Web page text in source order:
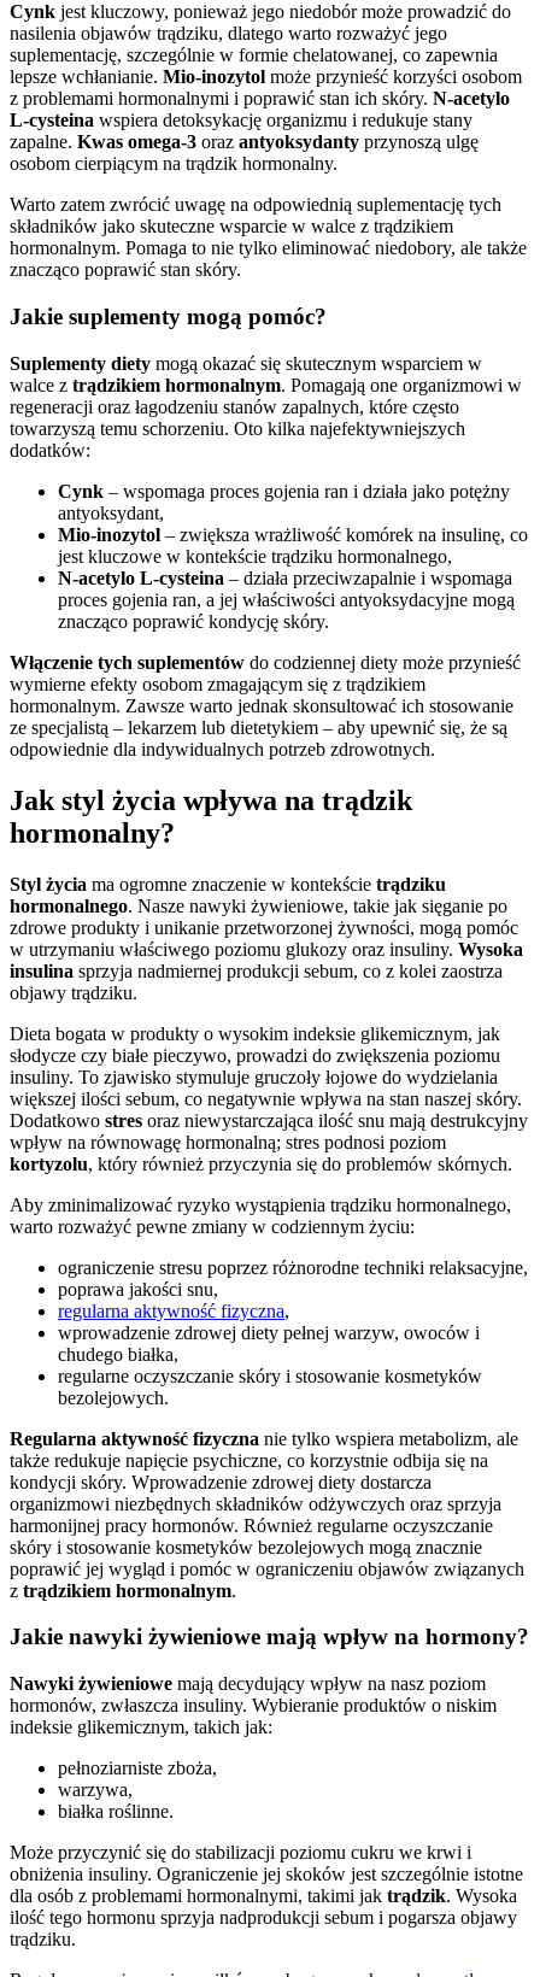
Cynk jest kluczowy, ponieważ jego niedobór może prowadzić do
nasilenia objawów trądziku, dlatego warto rozważyć jego
suplementację, szczególnie w formie chelatowanej, co zapewnia
lepsze wchłanianie. Mio-inozytol może przynieść korzyści osobom
z problemami hormonalnymi i poprawić stan ich skóry. N-acetylo
L-cysteina wspiera detoksykację organizmu i redukuje stany
zapalne. Kwas omega-3 oraz antyoksydanty przynoszą ulgę
osobom cierpiącym na trądzik hormonalny.
Warto zatem zwrócić uwagę na odpowiednią suplementację tych
składników jako skuteczne wsparcie w walce z trądzikiem
hormonalnym. Pomaga to nie tylko eliminować niedobory, ale także
znacząco poprawić stan skóry.
Jakie suplementy mogą pomóc?
Suplementy diety mogą okazać się skutecznym wsparciem w
walce z trądzikiem hormonalnym. Pomagają one organizmowi w
regeneracji oraz łagodzeniu stanów zapalnych, które często
towarzyszą temu schorzeniu. Oto kilka najefektywniejszych
dodatków:
Cynk – wspomaga proces gojenia ran i działa jako potężny
antyoksydant,
Mio-inozytol – zwiększa wrażliwość komórek na insulinę, co
jest kluczowe w kontekście trądziku hormonalnego,
N-acetylo L-cysteina – działa przeciwzapalnie i wspomaga
proces gojenia ran, a jej właściwości antyoksydacyjne mogą
znacząco poprawić kondycję skóry.
Włączenie tych suplementów do codziennej diety może przynieść
wymierne efekty osobom zmagającym się z trądzikiem
hormonalnym. Zawsze warto jednak skonsultować ich stosowanie
ze specjalistą – lekarzem lub dietetykiem – aby upewnić się, że są
odpowiednie dla indywidualnych potrzeb zdrowotnych.
Jak styl życia wpływa na trądzik
hormonalny?
Styl życia ma ogromne znaczenie w kontekście trądziku
hormonalnego. Nasze nawyki żywieniowe, takie jak sięganie po
zdrowe produkty i unikanie przetworzonej żywności, mogą pomóc
w utrzymaniu właściwego poziomu glukozy oraz insuliny. Wysoka
insulina sprzyja nadmiernej produkcji sebum, co z kolei zaostrza
objawy trądziku.
Dieta bogata w produkty o wysokim indeksie glikemicznym, jak
słodycze czy białe pieczywo, prowadzi do zwiększenia poziomu
insuliny. To zjawisko stymuluje gruczoły łojowe do wydzielania
większej ilości sebum, co negatywnie wpływa na stan naszej skóry.
Dodatkowo stres oraz niewystarczająca ilość snu mają destrukcyjny
wpływ na równowagę hormonalną; stres podnosi poziom
kortyzolu, który również przyczynia się do problemów skórnych.
Aby zminimalizować ryzyko wystąpienia trądziku hormonalnego,
warto rozważyć pewne zmiany w codziennym życiu:
ograniczenie stresu poprzez różnorodne techniki relaksacyjne,
poprawa jakości snu,
regularna aktywność fizyczna,
wprowadzenie zdrowej diety pełnej warzyw, owoców i
chudego białka,
regularne oczyszczanie skóry i stosowanie kosmetyków
bezolejowych.
Regularna aktywność fizyczna nie tylko wspiera metabolizm, ale
także redukuje napięcie psychiczne, co korzystnie odbija się na
kondycji skóry. Wprowadzenie zdrowej diety dostarcza
organizmowi niezbędnych składników odżywczych oraz sprzyja
harmonijnej pracy hormonów. Również regularne oczyszczanie
skóry i stosowanie kosmetyków bezolejowych mogą znacznie
poprawić jej wygląd i pomóc w ograniczeniu objawów związanych
z trądzikiem hormonalnym.
Jakie nawyki żywieniowe mają wpływ na hormony?
Nawyki żywieniowe mają decydujący wpływ na nasz poziom
hormonów, zwłaszcza insuliny. Wybieranie produktów o niskim
indeksie glikemicznym, takich jak:
pełnoziarniste zboża,
warzywa,
białka roślinne.
Może przyczynić się do stabilizacji poziomu cukru we krwi i
obniżenia insuliny. Ograniczenie jej skoków jest szczególnie istotne
dla osób z problemami hormonalnymi, takimi jak trądzik. Wysoka
ilość tego hormonu sprzyja nadprodukcji sebum i pogarsza objawy
trądziku.